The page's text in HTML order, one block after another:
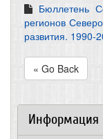
Бюллетень
регионов
развития. 1990-
« Go Back
Информация